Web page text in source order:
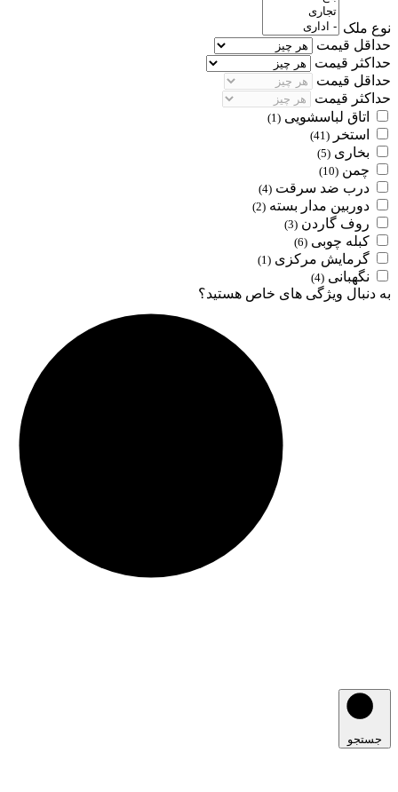
نوع ملک
حداقل قیمت
حداکثر قیمت
حداقل قیمت
حداکثر قیمت
اتاق لباسشویی (1)
استخر (41)
بخاری (5)
چمن (10)
درب ضد سرقت (4)
دوربین مدار بسته (2)
روف گاردن (3)
کبله چوبی (6)
گرمایش مرکزی (1)
نگهبانی (4)
به دنبال ویژگی های خاص هستید؟
جستجو